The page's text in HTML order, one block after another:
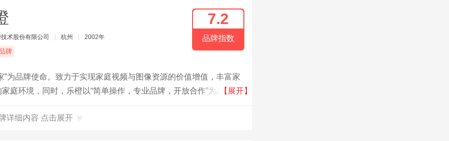
术股份有限公司 杭州 2002年
牌
7.2
品牌指数
”为品牌使命。致力于实现家庭视频与图像资源的价值增值，丰富家
庭环境，同时，乐橙以“简单操作，专业品牌，开放合作”为品牌核
【展开】
详细内容 点击展开